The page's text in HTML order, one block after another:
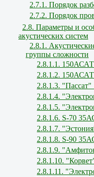
2.7.1. Порядок
2.7.2. Порядок
2.8. Параметры и
акустических систем
2.8.1.
группы сложности
2.8.1.1.
2.8.1.2.
2.8.1.3.
2.8.1.4.
2.8.1.5.
2.8.1.6. S-70
2.8.1.7.
2.8.1.8. S-90
2.8.1.9.
2.8.1.10.
2.8.1.11.